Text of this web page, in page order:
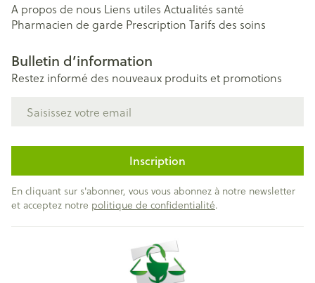
A propos de nous Liens utiles Actualités santé
Pharmacien de garde Prescription Tarifs des soins
Bulletin d’information
Restez informé des nouveaux produits et promotions
Inscription
En cliquant sur s'abonner, vous vous abonnez à notre newsletter
et acceptez notre politique de confidentialité.